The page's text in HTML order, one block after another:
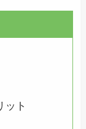
ット